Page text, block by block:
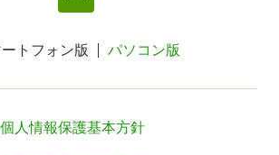
トフォン版 パソコン版
個人情報保護基本方針